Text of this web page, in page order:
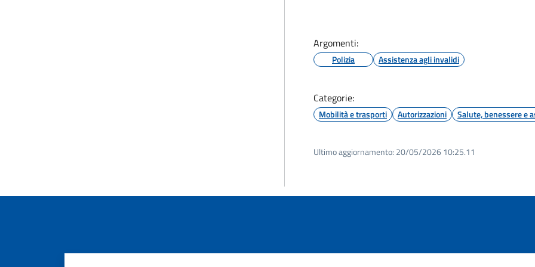
Argomenti:
Polizia Assistenza agli invalidi
Categorie:
Mobilità e trasporti Autorizzazioni Salute, benessere e
Ultimo aggiornamento: 20/05/2026 10:25.11